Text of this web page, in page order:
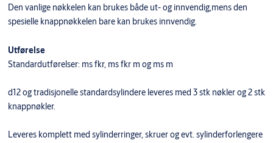
Den vanlige nøkkelen kan brukes både ut- og innvendig,mens den
spesielle knappnøkkelen bare kan brukes innvendig.
Utførelse
Standardutførelser: ms fkr, ms fkr m og ms m
d12 og tradisjonelle standardsylindere leveres med 3 stk nøkler og 2 stk
knappnøkler.
Leveres komplett med sylinderringer, skruer og evt. sylinderforlengere